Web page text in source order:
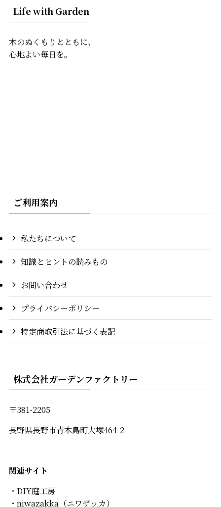
Life with Garden
木のぬくもりとともに、
心地よい毎日を。
ご利用案内
私たちについて
知識とヒントの読みもの
お問い合わせ
プライバシーポリシー
特定商取引法に基づく表記
株式会社ガーデンファクトリー
〒381-2205
長野県長野市青木島町大塚464-2
関連サイト
・ DIY庭工房
・ niwazakka（ニワザッカ）